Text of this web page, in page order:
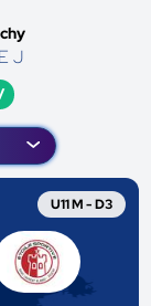
J
U11 M - D3